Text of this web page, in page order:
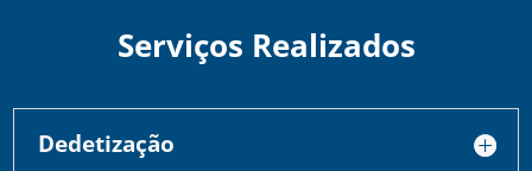
Serviços Realizados
Dedetização